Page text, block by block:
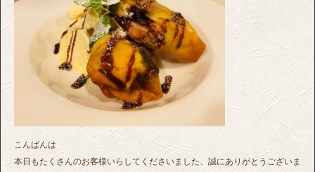
こんばんは
本日もたくさんのお客様いらしてくださいました、誠にありがとうございま